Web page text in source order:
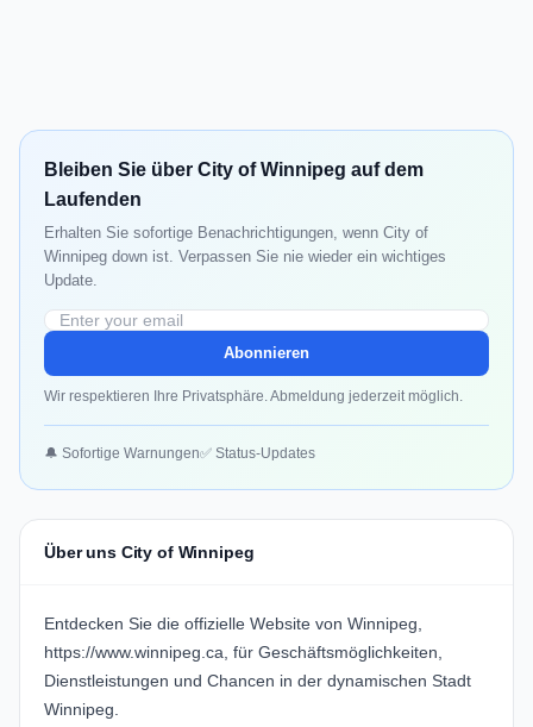
Bleiben Sie über City of Winnipeg auf dem
Laufenden
Erhalten Sie sofortige Benachrichtigungen, wenn City of
Winnipeg down ist. Verpassen Sie nie wieder ein wichtiges
Update.
Abonnieren
Wir respektieren Ihre Privatsphäre. Abmeldung jederzeit möglich.
🔔 Sofortige Warnungen✅ Status-Updates
Über uns City of Winnipeg
Entdecken Sie die offizielle Website von Winnipeg,
https://www.winnipeg.ca, für Geschäftsmöglichkeiten,
Dienstleistungen und Chancen in der dynamischen Stadt
Winnipeg.